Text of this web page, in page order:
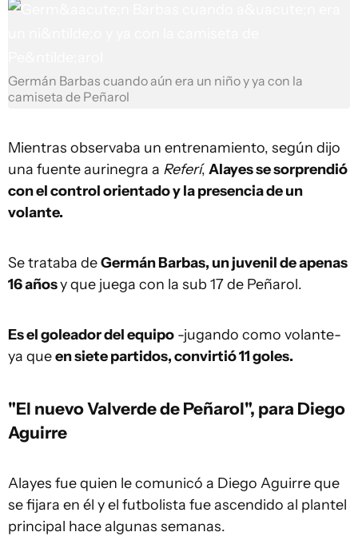
Germán Barbas cuando aún era un niño y ya con la
camiseta de Peñarol
Mientras observaba un entrenamiento, según dijo
una fuente aurinegra a Referí, Alayes se sorprendió
con el control orientado y la presencia de un
volante.
Se trataba deGermán Barbas, un juvenil de apenas
16 añosy que juega con la sub 17 de Peñarol.
Es el goleador del equipo -jugando como volante-
ya queen siete partidos, convirtió 11 goles.
"El nuevo Valverde de Peñarol", para Diego
Aguirre
Alayes fue quien le comunicó a Diego Aguirre que
se fijara en él y el futbolista fue ascendido al plantel
principal hace algunas semanas.